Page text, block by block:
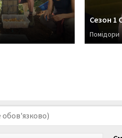
Сезон 1
Помідори